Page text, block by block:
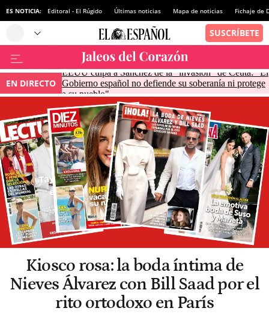
ES NOTICIA: Editoral - El Rúgido Últimas noticias Mapa de noticias Fichaje de
EN DIRECTO
EEUU culpa a Sánchez de la "invasión" de Ceuta: "El
Gobierno español no defiende su soberanía ni protege
a su pueblo"
Kiosco rosa: la boda íntima de
Nieves Álvarez con Bill Saad por el
rito ortodoxo en París